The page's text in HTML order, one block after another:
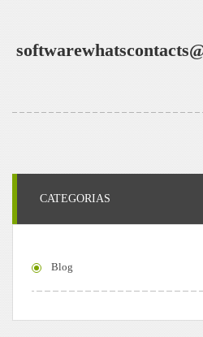
CATEGORIAS
Blog